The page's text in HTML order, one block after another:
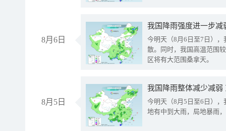
8月6日
今明天（8月6日至7日）
散。同时，我国高温范围
区将有大范围桑拿天。
8月5日
我国降雨整体减少减弱
今明天（8月5日至6日）
地有中到大雨，局地暴雨